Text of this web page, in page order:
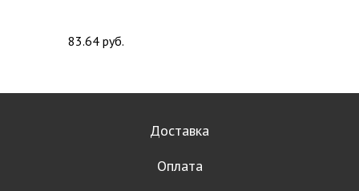
83.64 руб.
Доставка
Оплата